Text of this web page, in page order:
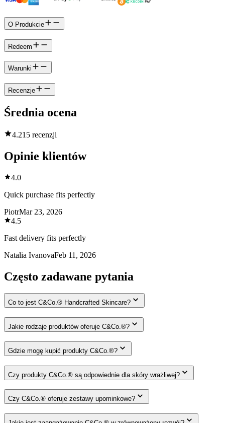
O Produkcie
Redeem
Warunki
Recenzje
Średnia ocena
4.215 recenzji
Opinie klientów
4.0
Quick purchase fits perfectly
PiotrMar 23, 2026
4.5
Fast delivery fits perfectly
Natalia IvanovaFeb 11, 2026
Często zadawane pytania
Co to jest C&Co.® Handcrafted Skincare?
Jakie rodzaje produktów oferuje C&Co.®?
Gdzie mogę kupić produkty C&Co.®?
Czy produkty C&Co.® są odpowiednie dla skóry wrażliwej?
Czy C&Co.® oferuje zestawy upominkowe?